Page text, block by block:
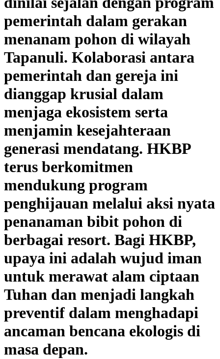
pemerintah dalam gerakan
menanam pohon di wilayah
Tapanuli. Kolaborasi antara
pemerintah dan gereja ini
dianggap krusial dalam
menjaga ekosistem serta
menjamin kesejahteraan
generasi mendatang. HKBP
terus berkomitmen
mendukung program
penghijauan melalui aksi nyata
penanaman bibit pohon di
berbagai resort. Bagi HKBP,
upaya ini adalah wujud iman
untuk merawat alam ciptaan
Tuhan dan menjadi langkah
preventif dalam menghadapi
ancaman bencana ekologis di
masa depan.